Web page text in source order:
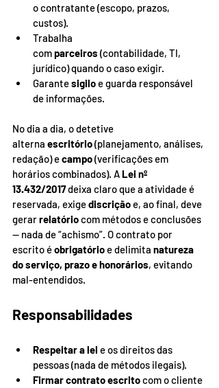
o contratante (escopo, prazos,
custos).
Trabalha
com parceiros (contabilidade, TI,
jurídico) quando o caso exigir.
Garante sigilo e guarda responsável
de informações.
No dia a dia, o detetive
alterna escritório (planejamento, análises,
redação) e campo (verificações em
horários combinados). A Lei nº
13.432/2017 deixa claro que a atividade é
reservada, exige discrição e, ao final, deve
gerar relatório com métodos e conclusões
— nada de “achismo”. O contrato por
escrito é obrigatório e delimita natureza
do serviço, prazo e honorários, evitando
mal-entendidos.
Responsabilidades
Respeitar a lei e os direitos das
pessoas (nada de métodos ilegais).
Firmar contrato escrito com o cliente